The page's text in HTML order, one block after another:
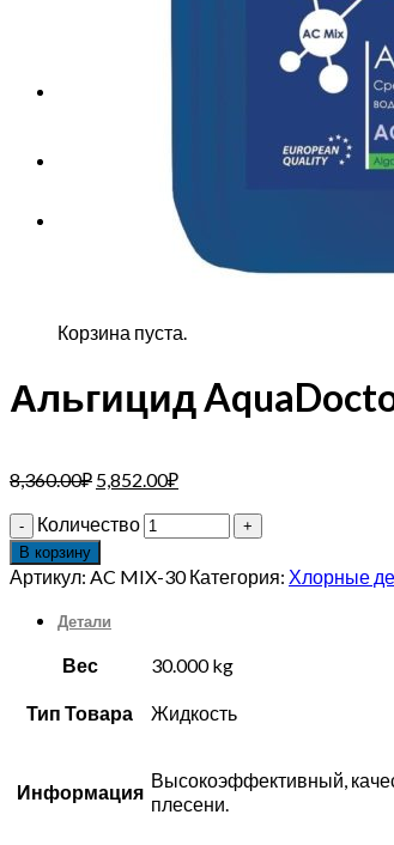
Корзина пуста.
Альгицид
8,360.00₽ 5,852.00₽
Количество
В корзину
Артикул: AC MIX-30 Категория: Хлорные
Детали
Вес 30.000 kg
Тип Товара Жидкость
Информация
Высокоэффективный,
плесени.